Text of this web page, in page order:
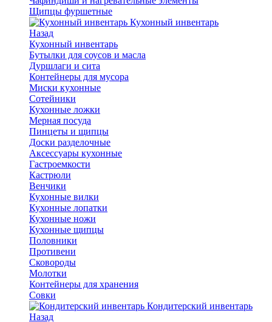
Щипцы фуршетные
Кухонный инвентарь
Назад
Кухонный инвентарь
Бутылки для соусов и масла
Дуршлаги и сита
Контейнеры для мусора
Миски кухонные
Сотейники
Кухонные ложки
Мерная посуда
Пинцеты и щипцы
Доски разделочные
Аксессуары кухонные
Гастроемкости
Кастрюли
Венчики
Кухонные вилки
Кухонные лопатки
Кухонные ножи
Кухонные щипцы
Половники
Противени
Сковороды
Молотки
Контейнеры для хранения
Совки
Кондитерский инвентарь
Назад